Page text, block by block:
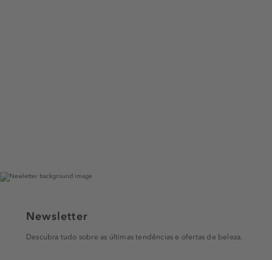
Newsletter
Descubra tudo sobre as últimas tendências e ofertas de beleza.